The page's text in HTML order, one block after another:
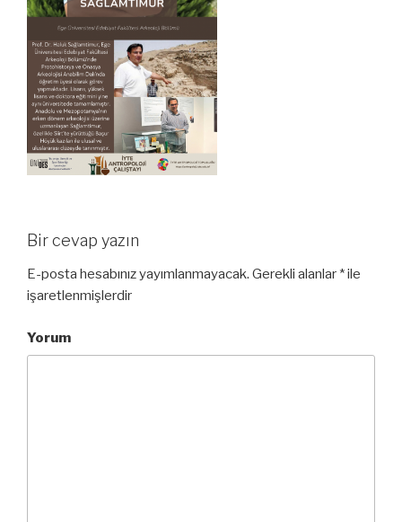
Bir cevap yazın
E-posta hesabınız yayımlanmayacak. Gerekli alanlar *ile
işaretlenmişlerdir
Yorum